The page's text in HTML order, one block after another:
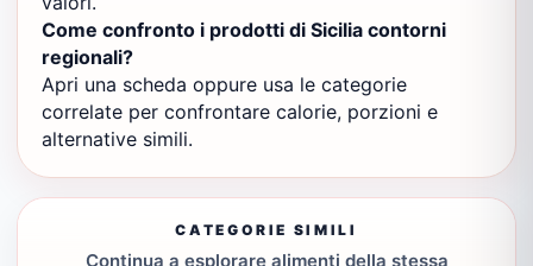
Come confronto i prodotti di Sicilia contorni
regionali?
Apri una scheda oppure usa le categorie
correlate per confrontare calorie, porzioni e
alternative simili.
CATEGORIE SIMILI
Continua a esplorare alimenti della stessa